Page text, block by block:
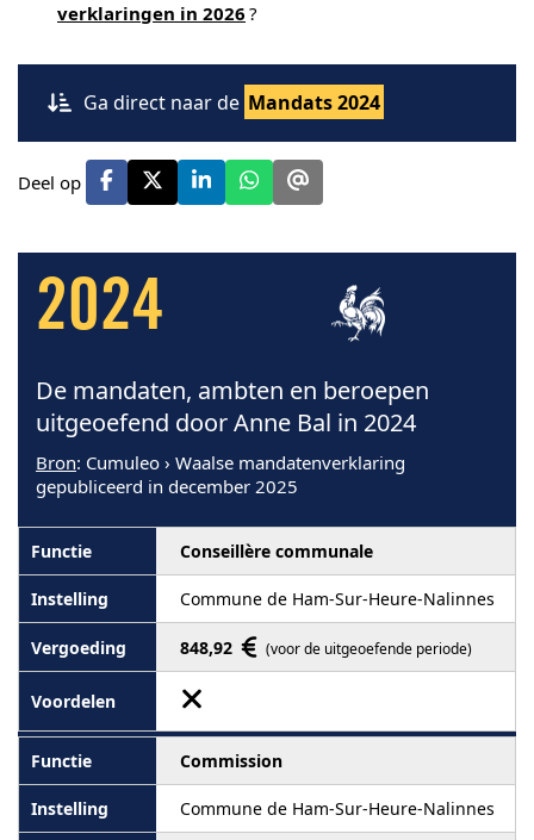
verklaringen in 2026 ?
Ga direct naar de Mandats 2024
Deel op
2024
De mandaten, ambten en beroepen
uitgeoefend door Anne Bal in 2024
Bron: Cumuleo › Waalse mandatenverklaring
gepubliceerd in december 2025
Conseillère communale
Commune de Ham-Sur-Heure-Nalinnes
848,92 (voor de uitgeoefende periode)
Commission
Commune de Ham-Sur-Heure-Nalinnes